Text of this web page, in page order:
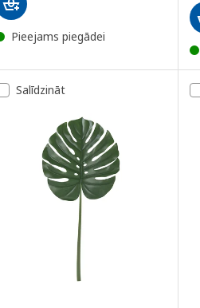
Pieejams piegādei
Salīdzināt